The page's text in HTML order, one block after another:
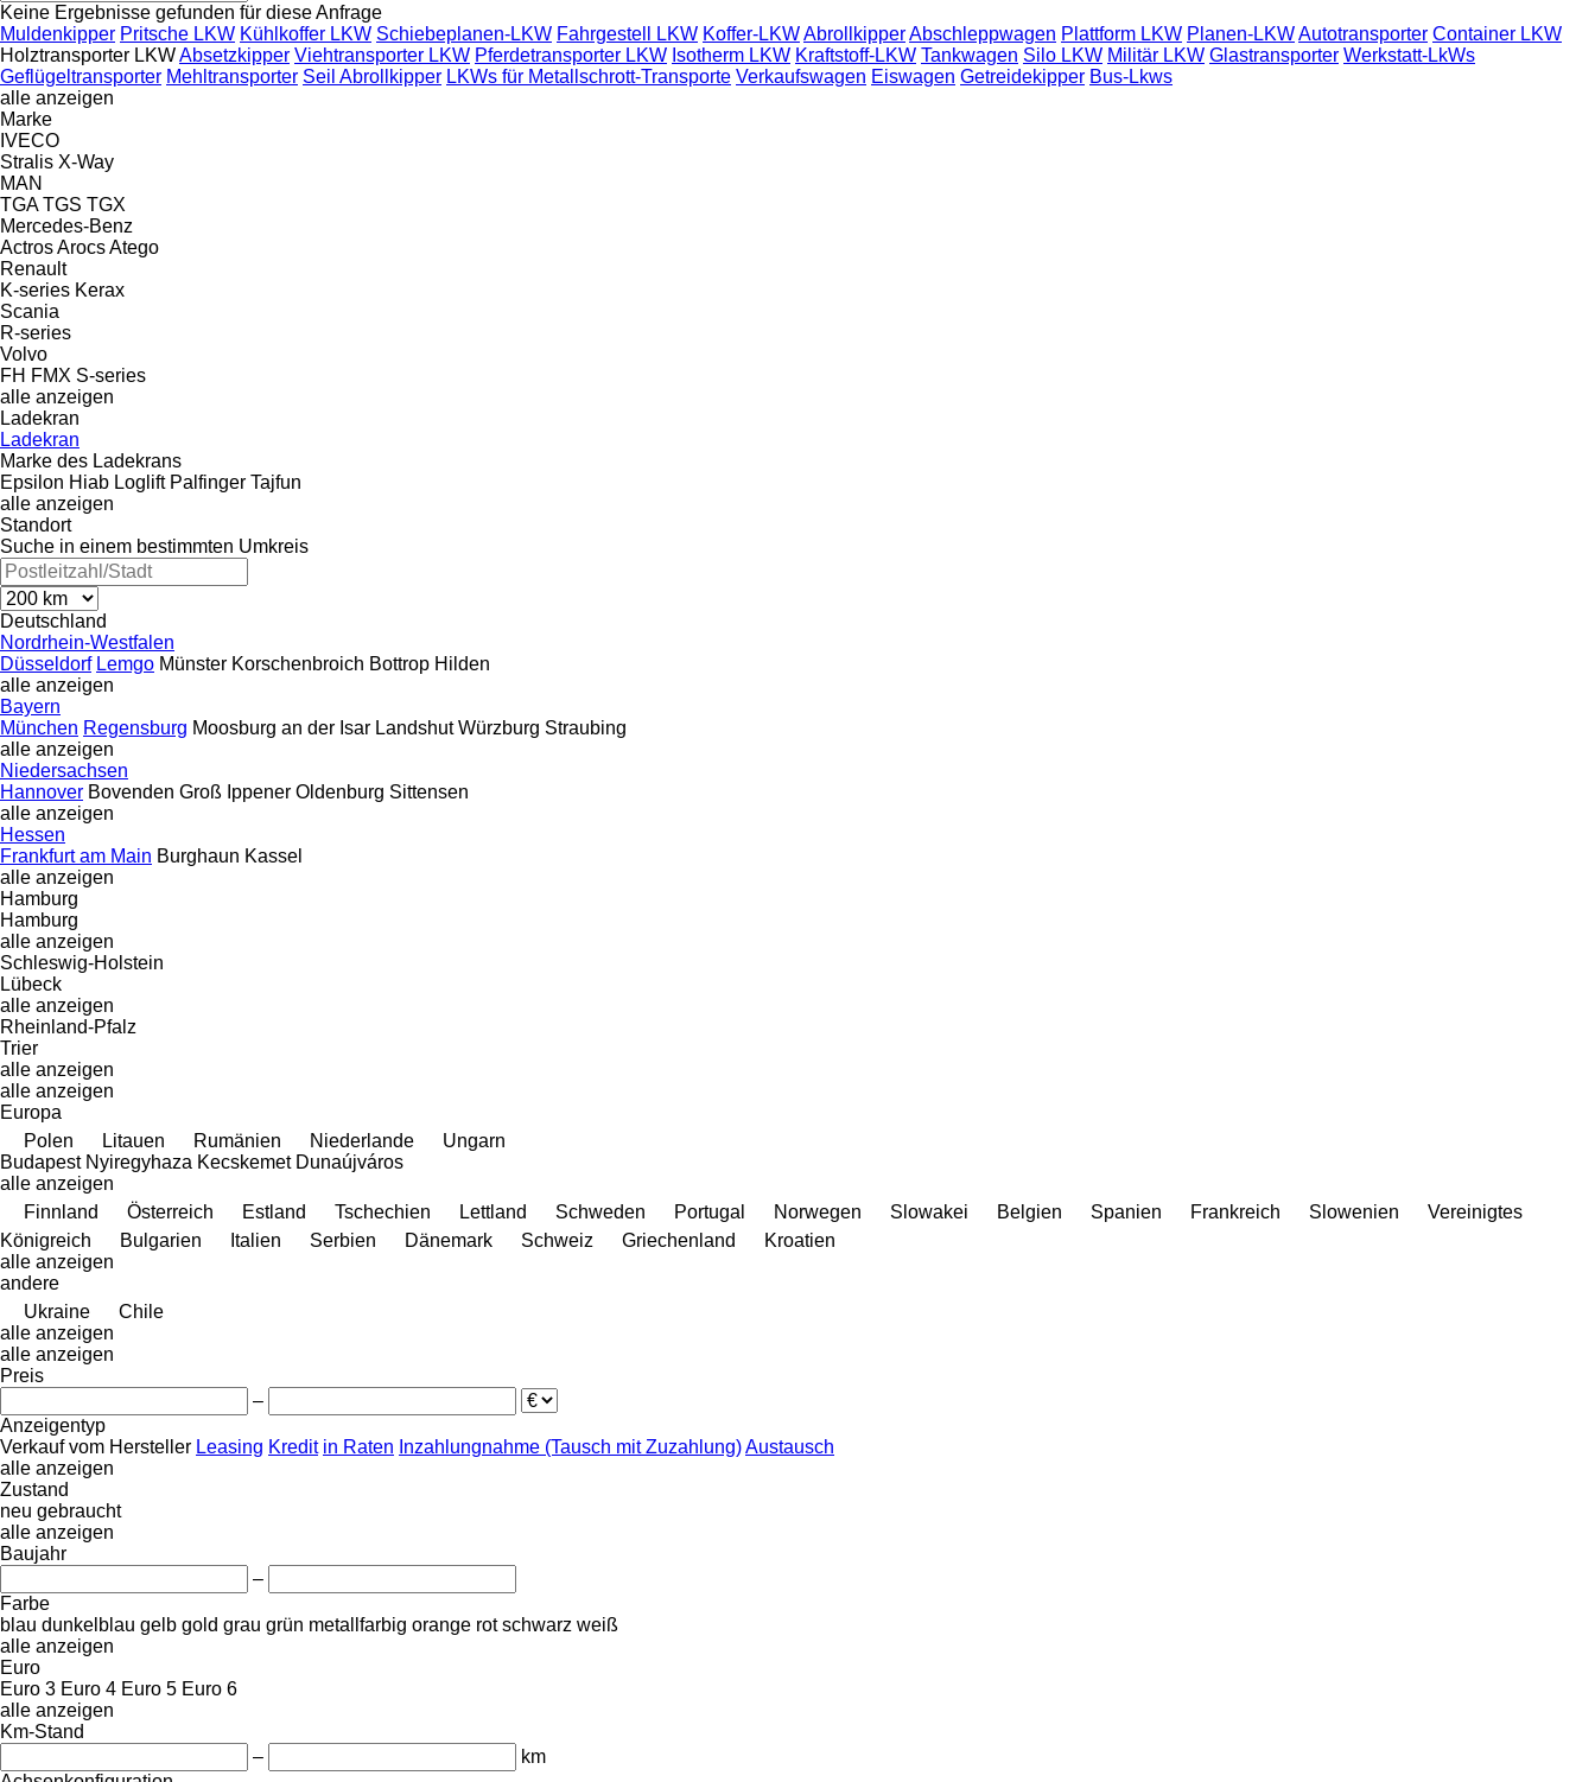
Keine Ergebnisse gefunden für diese Anfrage
Muldenkipper Pritsche LKW Kühlkoffer LKW Schiebeplanen-LKW Fahrgestell LKW Koffer-LKWAbrollkipperAbschleppwagen Plattform LKW Planen-LKWAutotransporter Container LKW
Holztransporter LKWAbsetzkipper Viehtransporter LKW Pferdetransporter LKW Isotherm LKW Kraftstoff-LKW Tankwagen Silo LKW Militär LKW Glastransporter Werkstatt-LkWs
Geflügeltransporter Mehltransporter Seil Abrollkipper LKWs für Metallschrott-Transporte Verkaufswagen Eiswagen Getreidekipper Bus-Lkws
alle anzeigen
Marke
IVECO
Stralis X-Way
MAN
TGA TGS TGX
Mercedes-Benz
ActrosArocsAtego
Renault
K-series Kerax
Scania
R-series
Volvo
FH FMX S-series
alle anzeigen
Ladekran
Ladekran
Marke des Ladekrans
Epsilon Hiab Loglift Palfinger Tajfun
alle anzeigen
Standort
Suche in einem bestimmten Umkreis
Deutschland
Nordrhein-Westfalen
Düsseldorf Lemgo Münster Korschenbroich Bottrop Hilden
alle anzeigen
Bayern
München Regensburg Moosburg an der Isar Landshut Würzburg Straubing
alle anzeigen
Niedersachsen
Hannover Bovenden Groß Ippener Oldenburg Sittensen
alle anzeigen
Hessen
Frankfurt am Main Burghaun Kassel
alle anzeigen
Hamburg
Hamburg
alle anzeigen
Schleswig-Holstein
Lübeck
alle anzeigen
Rheinland-Pfalz
Trier
alle anzeigen
alle anzeigen
Europa
Polen
Litauen Rumänien Niederlande
Ungarn
Budapest Nyiregyhaza Kecskemet Dunaújváros
alle anzeigen
Finnland
Österreich Estland Tschechien Lettland Schweden Portugal Norwegen Slowakei Belgien Spanien Frankreich Slowenien
Vereinigtes
Königreich
Bulgarien Italien Serbien Dänemark Schweiz Griechenland
Kroatien
alle anzeigen
andere
Ukraine
Chile
alle anzeigen
alle anzeigen
Preis
–
Anzeigentyp
Verkauf vom Hersteller Leasing Kredit in Raten Inzahlungnahme (Tausch mit Zuzahlung)Austausch
alle anzeigen
Zustand
neu gebraucht
alle anzeigen
Baujahr
–
Farbe
blau dunkelblau gelb gold grau grün metallfarbig orange rot schwarz weiß
alle anzeigen
Euro
Euro 3 Euro 4 Euro 5 Euro 6
alle anzeigen
Km-Stand
–
km